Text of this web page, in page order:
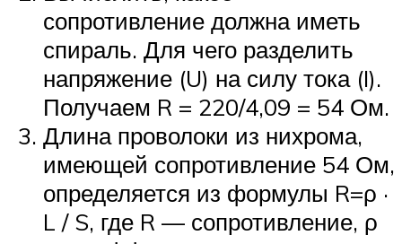
сопротивление должна иметь
спираль. Для чего разделить
напряжение (U) на силу тока (I).
Получаем R = 220/4,09 = 54 Ом.
Длина проволоки из нихрома,
имеющей сопротивление 54 Ом,
определяется из формулы R=ρ ·
L / S, где R — сопротивление, ρ